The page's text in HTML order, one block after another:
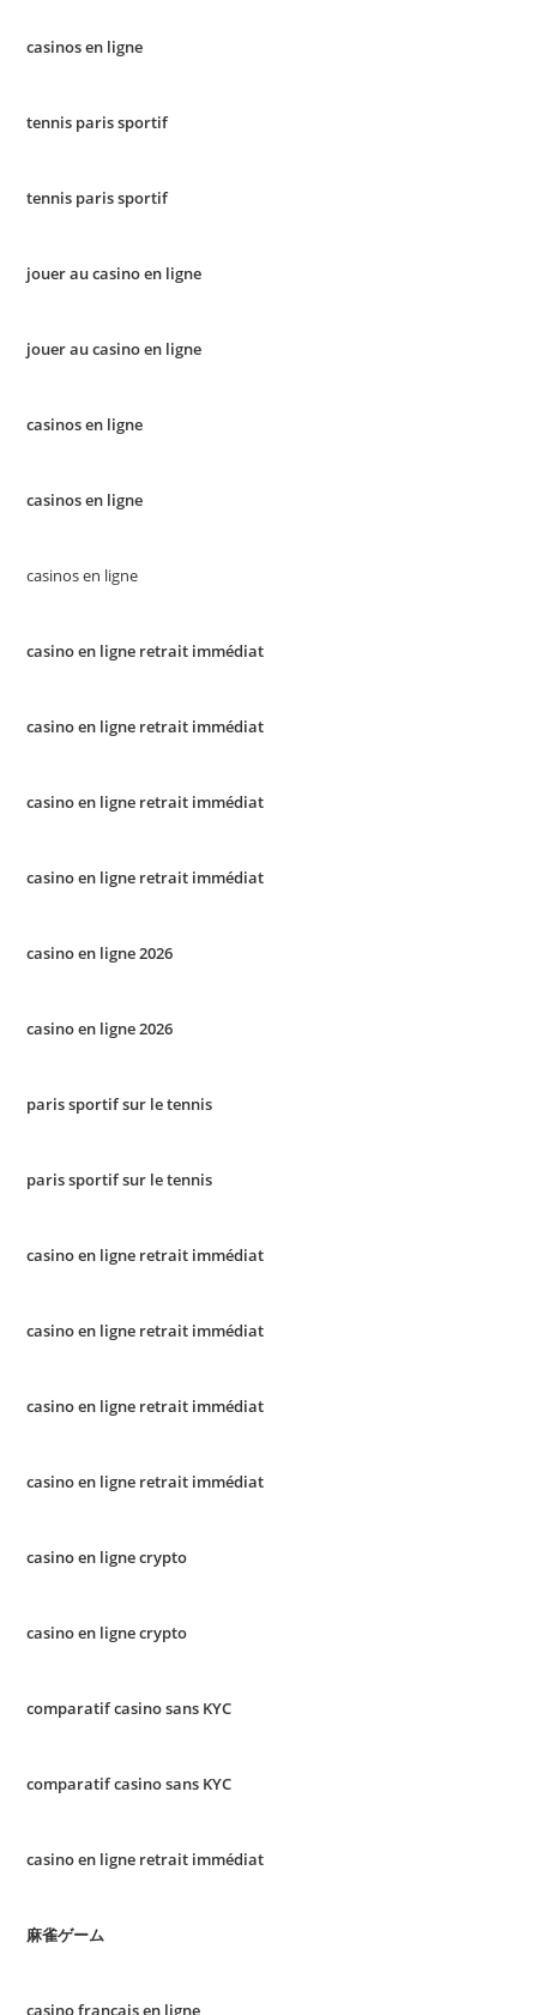
casinos en ligne
tennis paris sportif
tennis paris sportif
jouer au casino en ligne
jouer au casino en ligne
casinos en ligne
casinos en ligne
casinos en ligne
casino en ligne retrait immédiat
casino en ligne retrait immédiat
casino en ligne retrait immédiat
casino en ligne retrait immédiat
casino en ligne 2026
casino en ligne 2026
paris sportif sur le tennis
paris sportif sur le tennis
casino en ligne retrait immédiat
casino en ligne retrait immédiat
casino en ligne retrait immédiat
casino en ligne retrait immédiat
casino en ligne crypto
casino en ligne crypto
comparatif casino sans KYC
comparatif casino sans KYC
casino en ligne retrait immédiat
麻雀ゲーム
casino francais en ligne